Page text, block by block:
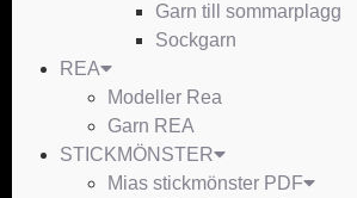
Garn till sommarplagg
Sockgarn
REA
Modeller Rea
Garn REA
STICKMÖNSTER
Mias stickmönster PDF